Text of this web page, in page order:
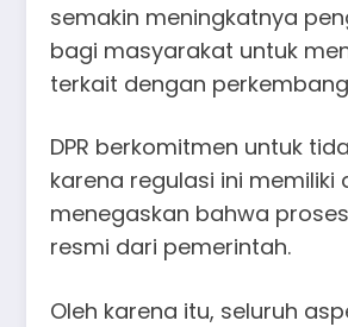
semakin meningkatnya
bagi masyarakat untuk
terkait dengan
DPR berkomitmen untuk
karena regulasi ini
menegaskan bahwa
resmi dari pemerintah.
Oleh karena itu, seluruh